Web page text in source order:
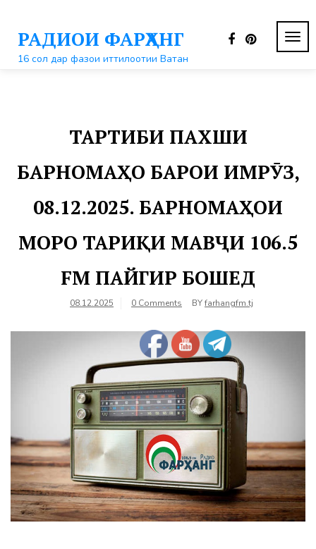
контентуРАДИОИ ФАРҲАНГ
16 сол дар фазои иттилоотии Ватан
ТАРТИБИ ПАХШИ
БАРНОМАҲО БАРОИ ИМРӮЗ,
08.12.2025. БАРНОМАҲОИ
МОРО ТАРИҚИ МАВҶИ 106.5
FM ПАЙГИР БОШЕД
08.12.2025 0 Comments BYfarhangfm.tj